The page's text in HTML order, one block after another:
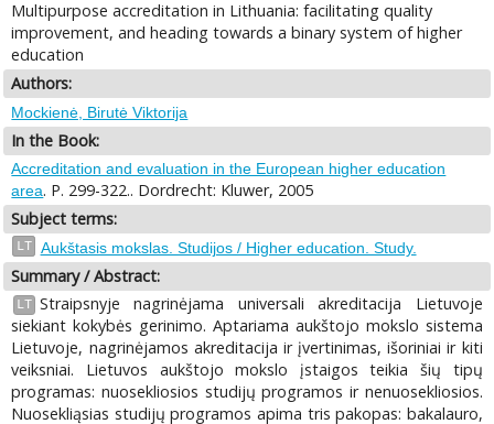
Multipurpose accreditation in Lithuania: facilitating quality
improvement, and heading towards a binary system of higher
education
Authors:
Mockienė, Birutė Viktorija
In the Book:
Accreditation and evaluation in the European higher education
area. P. 299-322.. Dordrecht: Kluwer, 2005
Subject terms:
LT Aukštasis mokslas. Studijos / Higher education. Study.
Summary / Abstract:
LT Straipsnyje nagrinėjama universali akreditacija Lietuvoje
siekiant kokybės gerinimo. Aptariama aukštojo mokslo sistema
Lietuvoje, nagrinėjamos akreditacija ir įvertinimas, išoriniai ir kiti
veiksniai. Lietuvos aukštojo mokslo įstaigos teikia šių tipų
programas: nuosekliosios studijų programos ir nenuosekliosios.
Nuosekliąsias studijų programos apima tris pakopas: bakalauro,